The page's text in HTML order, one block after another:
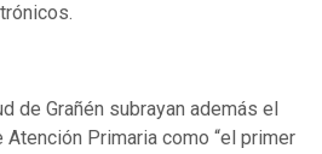
de Grañén subrayan además el
Primaria como “el primer